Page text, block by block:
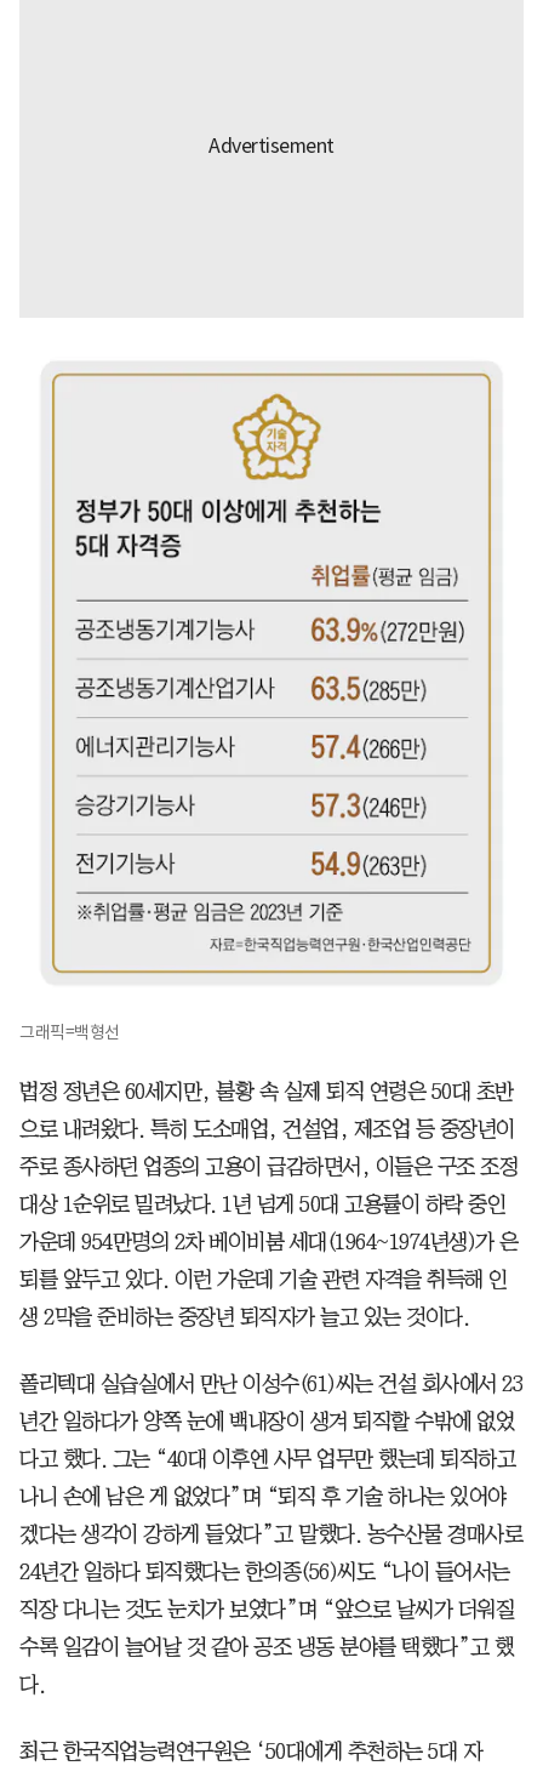
그래픽=백형선
법정 정년은 60세지만, 불황 속 실제 퇴직 연령은 50대 초반
으로 내려왔다. 특히 도소매업, 건설업, 제조업 등 중장년이
주로 종사하던 업종의 고용이 급감하면서, 이들은 구조 조정
대상 1순위로 밀려났다. 1년 넘게 50대 고용률이 하락 중인
가운데 954만명의 2차 베이비붐 세대(1964~1974년생)가 은
퇴를 앞두고 있다. 이런 가운데 기술 관련 자격을 취득해 인
생 2막을 준비하는 중장년 퇴직자가 늘고 있는 것이다.
폴리텍대 실습실에서 만난 이성수(61)씨는 건설 회사에서 23
년간 일하다가 양쪽 눈에 백내장이 생겨 퇴직할 수밖에 없었
다고 했다. 그는 “40대 이후엔 사무 업무만 했는데 퇴직하고
나니 손에 남은 게 없었다”며 “퇴직 후 기술 하나는 있어야
겠다는 생각이 강하게 들었다”고 말했다. 농수산물 경매사로
24년간 일하다 퇴직했다는 한의종(56)씨도 “나이 들어서는
직장 다니는 것도 눈치가 보였다”며 “앞으로 날씨가 더워질
수록 일감이 늘어날 것 같아 공조 냉동 분야를 택했다”고 했
다.
최근 한국직업능력연구원은 ‘50대에게 추천하는 5대 자